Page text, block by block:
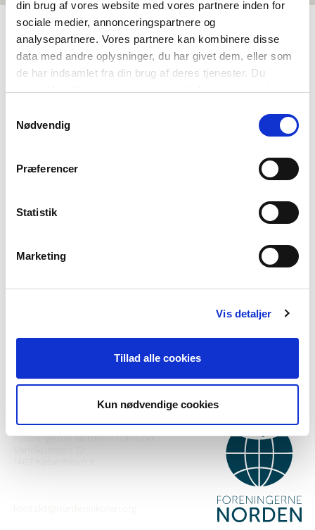
din brug af vores website med vores partnere inden for
sociale medier, annonceringspartnere og
analysepartnere. Vores partnere kan kombinere disse
data med andre oplysninger, du har givet dem, eller som
de har indsamlet fra din brug af deres tjenester. Du
samtykker til vores cookies, hvis du fortsætter med at
Nødvendig
Præferencer
Statistik
Marketing
Vis detaljer
Tillad alle cookies
Kun nødvendige cookies
TAGS
Vidaregåande skule Språk
Temapakke
Språkforståing – skriftleg (DA, NO, SV)
Identitet
Følg oss på Instagram
KONTAKT
Foreningerne Nordens Forbund